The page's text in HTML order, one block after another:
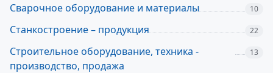
Сварочное оборудование и материалы 10
Станкостроение – продукция 22
Строительное оборудование, техника -
производство, продажа
13